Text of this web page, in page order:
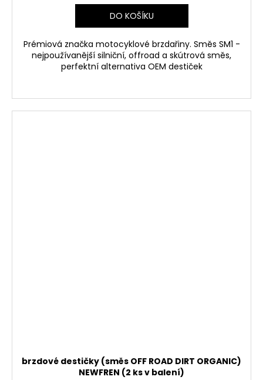
DO KOŠÍKU
Prémiová značka motocyklové brzdařiny. Směs SM1 -
nejpoužívanější silniční, offroad a skútrová směs,
perfektní alternativa OEM destiček
brzdové destičky (směs OFF ROAD DIRT ORGANIC)
NEWFREN (2 ks v balení)